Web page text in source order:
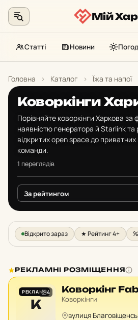
контенту
Мій
Статті Новини
Головна › Каталог › Їжа та напої
Коворкінги
Порівняйте коворкінги Харкова
наявністю генератора й Starlink
відкритих open space до приватних
команди.
1 переглядів
Відкрито зараз ★ Рейтинг 4+
РЕКЛАМНІ РОЗМІЩЕННЯ
К
РЕКЛАМА4 Коворкінг
Коворкінги
вулиця